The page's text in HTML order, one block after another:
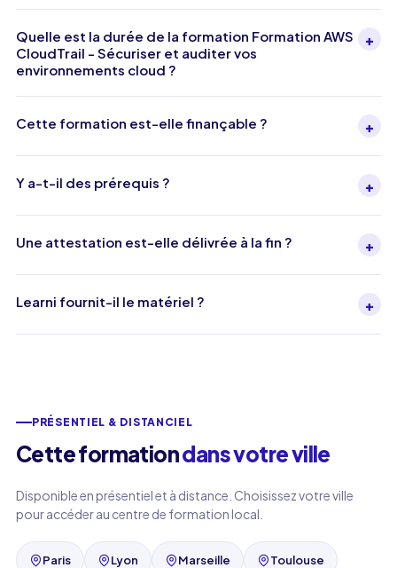
Quelle est la durée de la formation Formation AWS
CloudTrail - Sécuriser et auditer vos
environnements cloud ?
+
Cette formation est-elle finançable ? +
Y a-t-il des prérequis ? +
Une attestation est-elle délivrée à la fin ? +
Learni fournit-il le matériel ? +
PRÉSENTIEL & DISTANCIEL
Cette formationdans votre ville
Disponible en présentiel et à distance. Choisissez votre ville
pour accéder au centre de formation local.
Paris Lyon Marseille Toulouse